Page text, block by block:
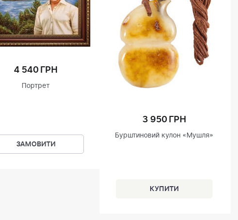
4 540 ГРН
Портрет
ЗАМОВИТИ
3 950 ГРН
Бурштиновий кулон «Мушля»